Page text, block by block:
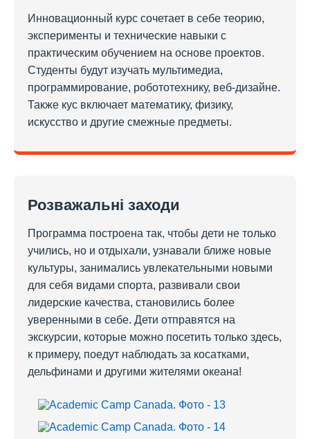
Инновационный курс сочетает в себе теорию,
эксперименты и технические навыки с
практическим обучением на основе проектов.
Студенты будут изучать мультимедиа,
программирование, робототехнику, веб-дизайне.
Также кус включает математику, физику,
искусство и другие смежные предметы.
Розважальні заходи
Программа построена так, чтобы дети не только
учились, но и отдыхали, узнавали ближе новые
культуры, занимались увлекательными новыми
для себя видами спорта, развивали свои
лидерские качества, становились более
уверенными в себе. Дети отправятся на
экскурсии, которые можно посетить только здесь,
к примеру, поедут наблюдать за косатками,
дельфинами и другими жителями океана!